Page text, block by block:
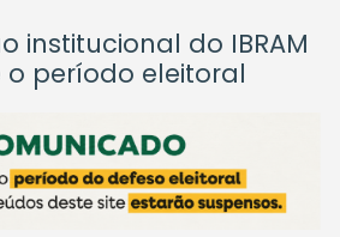
institucional do IBRAM
período eleitoral